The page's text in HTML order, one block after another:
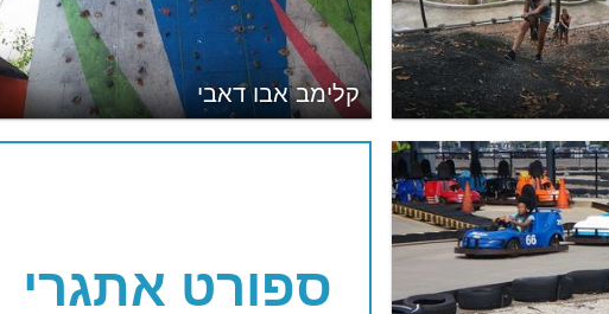
קלימב אבו דאבי
ספורט אתגרי